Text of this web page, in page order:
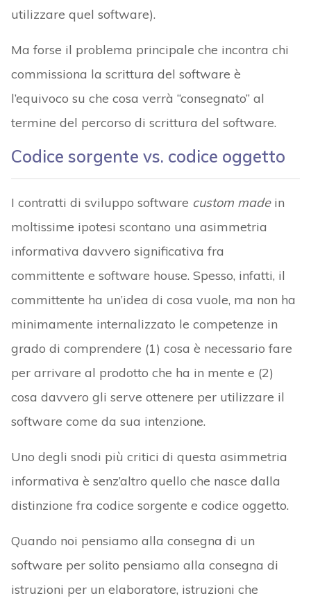
utilizzare quel software).
Ma forse il problema principale che incontra chi
commissiona la scrittura del software è
l’equivoco su che cosa verrà “consegnato” al
termine del percorso di scrittura del software.
Codice sorgente vs. codice oggetto
I contratti di sviluppo software custom madein
moltissime ipotesi scontano una asimmetria
informativa davvero significativa fra
committente e software house. Spesso, infatti, il
committente ha un’idea di cosa vuole, ma non ha
minimamente internalizzato le competenze in
grado di comprendere (1) cosa è necessario fare
per arrivare al prodotto che ha in mente e (2)
cosa davvero gli serve ottenere per utilizzare il
software come da sua intenzione.
Uno degli snodi più critici di questa asimmetria
informativa è senz’altro quello che nasce dalla
distinzione fra codice sorgente e codice oggetto.
Quando noi pensiamo alla consegna di un
software per solito pensiamo alla consegna di
istruzioni per un elaboratore, istruzioni che